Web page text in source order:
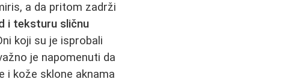
a da pritom zadrži
i teksturu sličnu
koji su je isprobali
je napomenuti da
i kože sklone aknama